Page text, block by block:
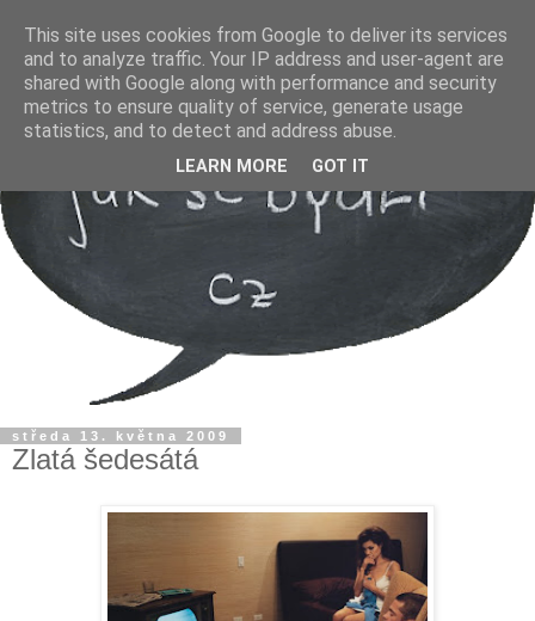
středa 13. května 2009
Zlatá šedesátá
This site uses cookies from Google to deliver its services
and to analyze traffic. Your IP address and user-agent are
shared with Google along with performance and security
metrics to ensure quality of service, generate usage
statistics, and to detect and address abuse.
LEARN MORE GOT IT